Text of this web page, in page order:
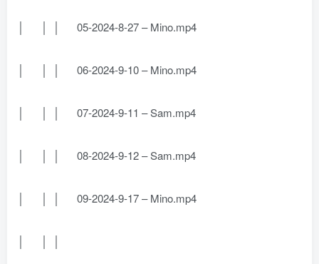
│ │ │ 05-2024-8-27 – Mino.mp4
│ │ │ 06-2024-9-10 – Mino.mp4
│ │ │ 07-2024-9-11 – Sam.mp4
│ │ │ 08-2024-9-12 – Sam.mp4
│ │ │ 09-2024-9-17 – Mino.mp4